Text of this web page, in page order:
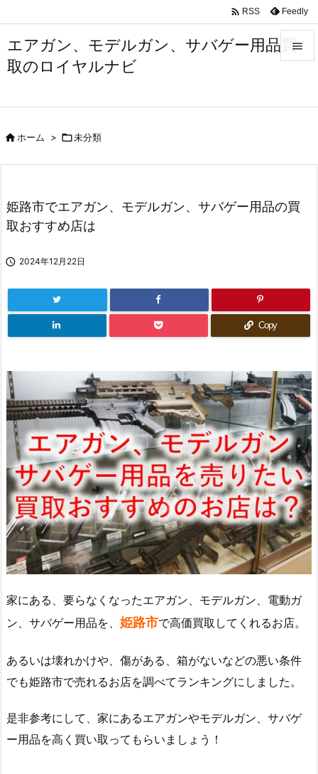
エアガン、モデルガン、サバゲー用品買
取のロイヤルナビ


前へ
次へ
 RSS Feedly
ホーム > 未分類
姫路市でエアガン、モデルガン、サバゲー用品の買
取おすすめ店は
 2024年12月22日
Copy
家にある、要らなくなったエアガン、モデルガン、電動ガ
ン、サバゲー用品を、 姫路市で高価買取してくれるお店。
あるいは壊れかけや、傷がある、箱がないなどの悪い条件
でも姫路市で売れるお店を調べてランキングにしました。
是非参考にして、家にあるエアガンやモデルガン、サバゲ
ー用品を高く買い取ってもらいましょう！